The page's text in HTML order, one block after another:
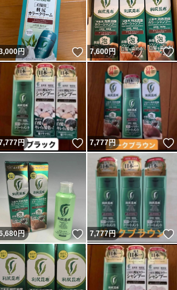
いね！
円 いいね！
7,600円
いね！
円 いいね！
7,777円
いね！
円 いいね！
7,777円